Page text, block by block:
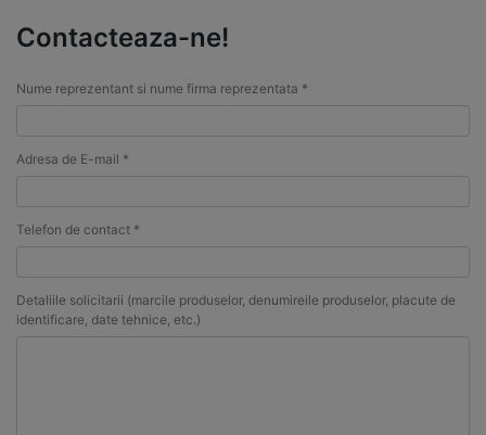
Contacteaza-ne!
Nume reprezentant si nume firma reprezentata *
Adresa de E-mail *
Telefon de contact *
Detaliile solicitarii (marcile produselor, denumireile produselor, placute de
identificare, date tehnice, etc.)